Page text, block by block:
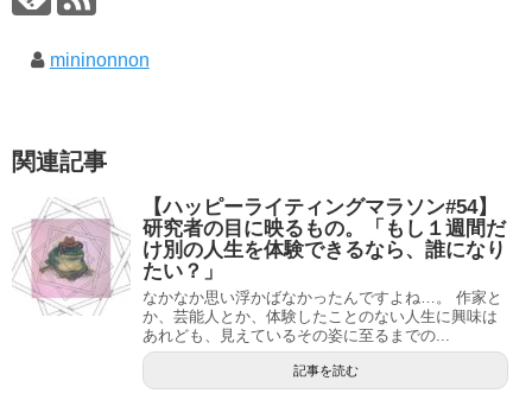
mininonnon
関連記事
【ハッピーライティングマラソン#54】
研究者の目に映るもの。「もし１週間だ
け別の人生を体験できるなら、誰になり
たい？」
なかなか思い浮かばなかったんですよね…。 作家と
か、芸能人とか、体験したことのない人生に興味は
あれども、見えているその姿に至るまでの...
記事を読む